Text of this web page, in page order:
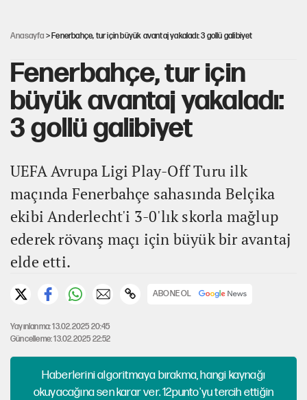
Anasayfa > Fenerbahçe, tur için büyük avantaj yakaladı: 3 gollü galibiyet
Fenerbahçe, tur için
büyük avantaj yakaladı:
3 gollü galibiyet
UEFA Avrupa Ligi Play-Off Turu ilk
maçında Fenerbahçe sahasında Belçika
ekibi Anderlecht'i 3-0'lık skorla mağlup
ederek rövanş maçı için büyük bir avantaj
elde etti.
ABONE OL
Yayınlanma: 13.02.2025 20:45
Güncelleme: 13.02.2025 22:52
Haberlerini algoritmaya bırakma, hangi kaynağı
okuyacağına sen karar ver. 12punto'yu tercih ettiğin